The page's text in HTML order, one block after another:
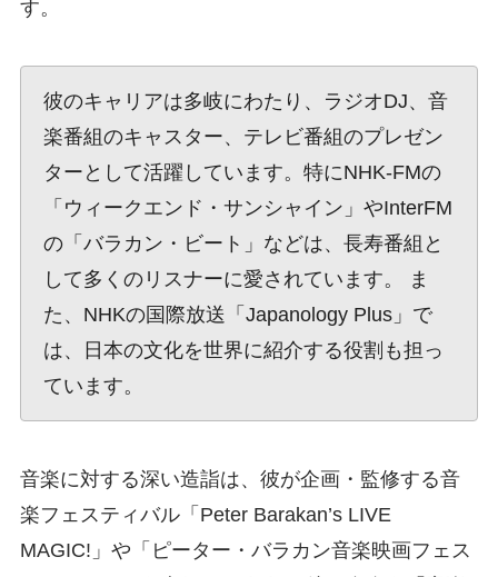
す。
彼のキャリアは多岐にわたり、ラジオDJ、音
楽番組のキャスター、テレビ番組のプレゼン
ターとして活躍しています。特にNHK-FMの
「ウィークエンド・サンシャイン」やInterFM
の「バラカン・ビート」などは、長寿番組と
して多くのリスナーに愛されています。 ま
た、NHKの国際放送「Japanology Plus」で
は、日本の文化を世界に紹介する役割も担っ
ています。
音楽に対する深い造詣は、彼が企画・監修する音
楽フェスティバル「Peter Barakan’s LIVE
MAGIC!」や「ピーター・バラカン音楽映画フェス